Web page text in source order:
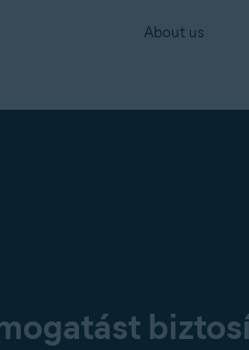
About us